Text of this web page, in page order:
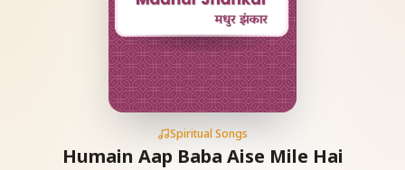
Spiritual Songs
Humain Aap Baba Aise Mile Hai